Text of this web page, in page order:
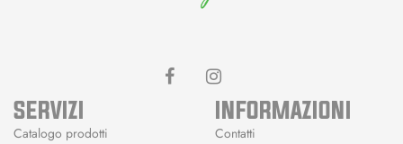
SERVIZI
Catalogo prodotti
INFORMAZIONI
Contatti